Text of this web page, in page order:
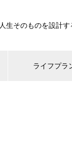
人生そのものを設計
ライフプラ